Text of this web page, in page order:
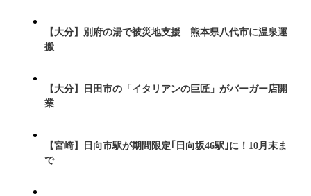
【大分】別府の湯で被災地支援 熊本県八代市に温泉運
搬
【大分】日田市の「イタリアンの巨匠」がバーガー店開
業
【宮崎】日向市駅が期間限定｢日向坂46駅｣に！10月末ま
で